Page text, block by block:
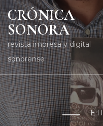
CRÓNICA
SONORA
revista impresa y digital
sonorense